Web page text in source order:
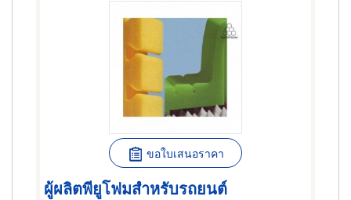
ขอใบเสนอราคา
ผู้ผลิตพียูโฟมสำหรับรถยนต์